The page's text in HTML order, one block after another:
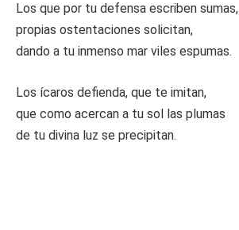
Los que por tu defensa escriben sumas,
propias ostentaciones solicitan,
dando a tu inmenso mar viles espumas.
Los ícaros defienda, que te imitan,
que como acercan a tu sol las plumas
de tu divina luz se precipitan.